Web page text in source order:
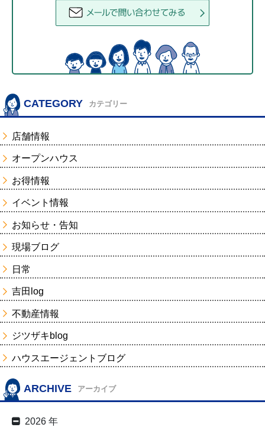
CATEGORY カテゴリー
店舗情報
オープンハウス
お得情報
イベント情報
お知らせ・告知
現場ブログ
日常
吉田log
不動産情報
ジツザキblog
ハウスエージェントブログ
ARCHIVE アーカイブ
2026 年